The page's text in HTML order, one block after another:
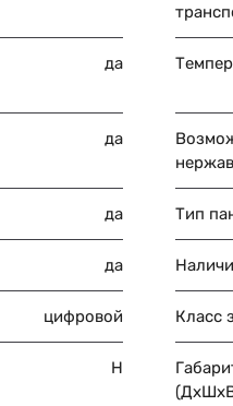
да
да
да Тип
да
цифровой Класс
H